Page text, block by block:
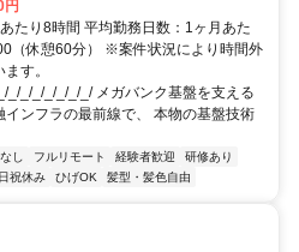
たり8時間 平均勤務日数：1ヶ月あた
（休憩60分） ※案件状況により時間外
す。
_/_/_/_/_/_/_/ メガバンク基盤を支える
ンフラの最前線で、 本物の基盤技術
し フルリモート 経験者歓迎
研修あり
祝休み ひげOK 髪型・髪色自由